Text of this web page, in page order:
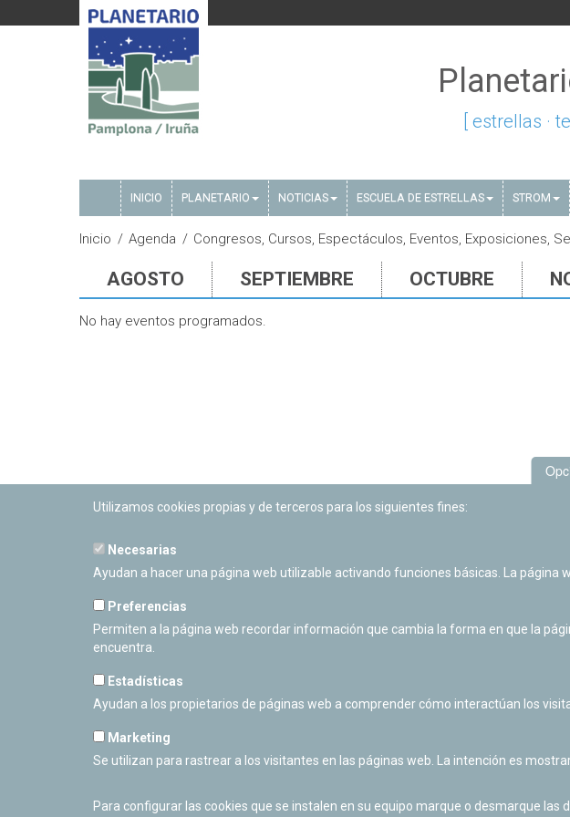
[ estrellas ·
INICIO PLANETARIO NOTICIAS ESCUELA DE ESTRELLAS STROM
Inicio Agenda Congresos, Cursos, Espectáculos, Eventos, Exposiciones,
AGOSTO SEPTIEMBRE OCTUBRE
No hay eventos programados.
PLANETARIO DE PAMPLONA
Calle Sancho RamÃ­rez, s/n
Cerrado Temporalmente
Utilizamos cookies propias y de terceros para los siguientes fines:
Necesarias
Ayudan a hacer una página web utilizable activando funciones básicas. La página
Preferencias
Permiten a la página web recordar información que cambia la forma en que la
encuentra.
Estadísticas
Ayudan a los propietarios de páginas web a comprender cómo interactúan los
Marketing
Se utilizan para rastrear a los visitantes en las páginas web. La intención es
Para configurar las cookies que se instalen en su equipo marque o desmarque